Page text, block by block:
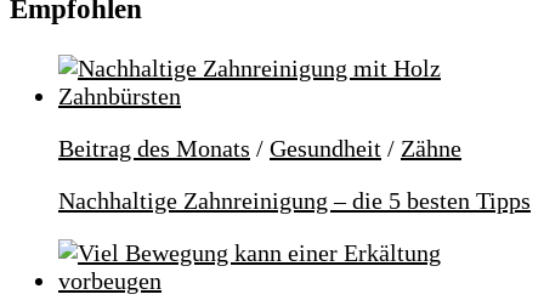
Empfohlen
Beitrag des Monats / Gesundheit / Zähne
Nachhaltige Zahnreinigung – die 5 besten Tipps